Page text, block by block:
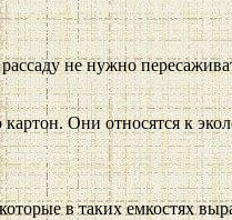
не нужно
Они относятся к
в таких емкостях